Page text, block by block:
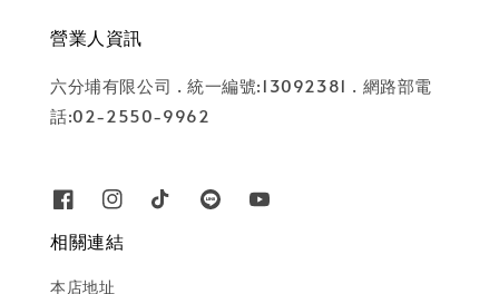
營業人資訊
六分埔有限公司 . 統一編號:13092381 . 網路部電
話:02-2550-9962
相關連結
本店地址